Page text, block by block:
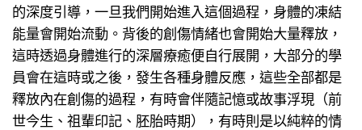
的深度引導，一旦我們開始進入這個過程，身體的凍結
能量會開始流動。背後的創傷情緒也會開始大量釋放，
這時透過身體進行的深層療癒便自行展開，大部分的學
員會在這時或之後，發生各種身體反應，這些全部都是
釋放內在創傷的過程，有時會伴隨記憶或故事浮現（前
世今生、祖輩印記、胚胎時期），有時則是以純粹的情